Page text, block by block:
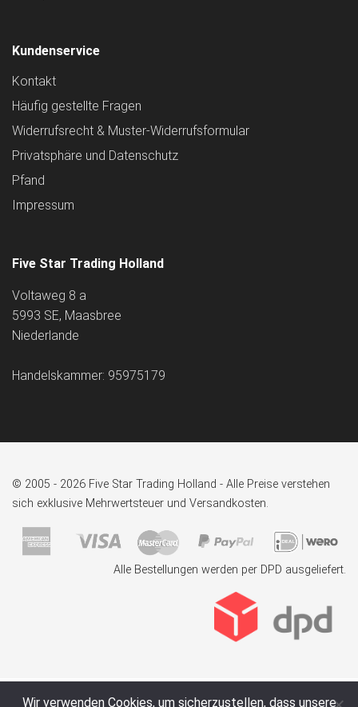
Kundenservice
Kontakt
Häufig gestellte Fragen
Widerrufsrecht & Muster-Widerrufsformular
Privatsphäre und Datenschutz
Pfand
Impressum
Five Star Trading Holland
Voltaweg 8 a
5993 SE, Maasbree
Niederlande
Handelskammer: 95975179
© 2005 - 2026 Five Star Trading Holland - Alle Preise verstehen
sich exklusive Mehrwertsteuer und Versandkosten.
Alle Bestellungen werden per DPD ausgeliefert.
Wir verwenden Cookies, um sicherzustellen, dass unsere